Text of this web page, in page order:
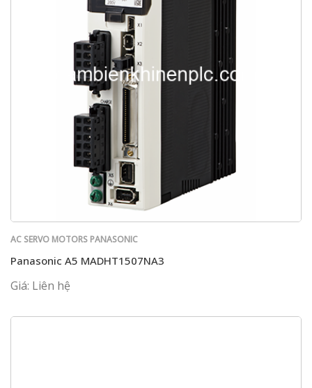
AC SERVO MOTORS PANASONIC
Panasonic A5 MADHT1507NA3
Giá: Liên hệ